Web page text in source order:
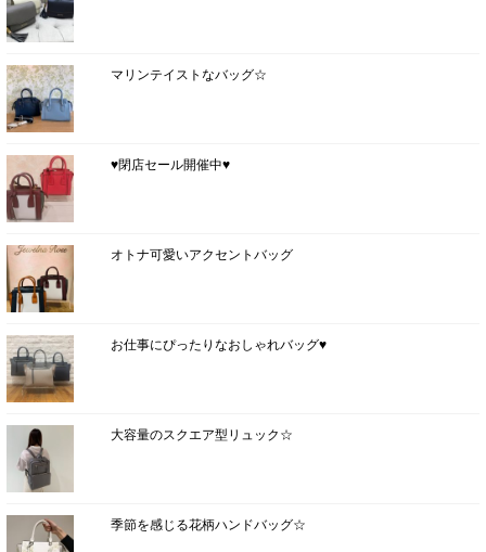
マリンテイストなバッグ☆
♥閉店セール開催中♥
オトナ可愛いアクセントバッグ
お仕事にぴったりなおしゃれバッグ♥
大容量のスクエア型リュック☆
季節を感じる花柄ハンドバッグ☆